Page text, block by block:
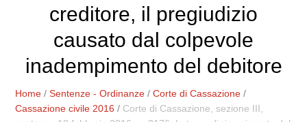
creditore, il pregiudizio
causato dal colpevole
inadempimento del debitore
Home /Sentenze - Ordinanze /Corte di Cassazione /
Cassazione civile 2016 / Corte di Cassazione, sezione III,